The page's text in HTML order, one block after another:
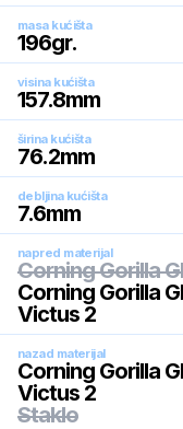
masa kućišta
196gr.
visina kućišta
157.8mm
širina kućišta
76.2mm
debljina kućišta
7.6mm
napred materijal
Corning Gorilla
Corning Gorilla
Victus 2
nazad materijal
Corning Gorilla
Victus 2
Staklo